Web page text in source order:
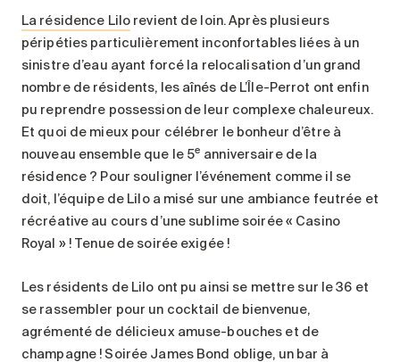
La résidence Lilo revient de loin. Après plusieurs
péripéties particulièrement inconfortables liées à un
sinistre d’eau ayant forcé la relocalisation d’un grand
nombre de résidents, les aînés de L’Île-Perrot ont enfin
pu reprendre possession de leur complexe chaleureux.
Et quoi de mieux pour célébrer le bonheur d’être à
nouveau ensemble que le 5e anniversaire de la
résidence ? Pour souligner l’événement comme il se
doit, l’équipe de Lilo a misé sur une ambiance feutrée et
récréative au cours d’une sublime soirée « Casino
Royal » ! Tenue de soirée exigée !
Les résidents de Lilo ont pu ainsi se mettre sur le 36 et
se rassembler pour un cocktail de bienvenue,
agrémenté de délicieux amuse-bouches et de
champagne ! Soirée James Bond oblige, un bar à